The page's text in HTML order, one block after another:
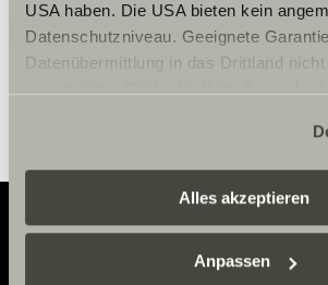
USA haben. Die USA bieten kein
Datenschutzniveau. Geeignete
Datenübermittlung in das Drittland
zustehen. Eingesetzte Dienstleister
eigene Zwecke verarbeiten und mit
zusammenführen. Weitere
Datenschutzerklärung
einzelne Cookies/Dienste in den
Alles akzeptieren
Anpassen